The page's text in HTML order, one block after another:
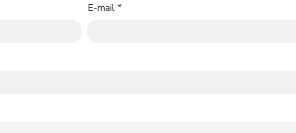
E-mail*